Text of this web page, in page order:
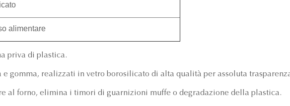
alimentare
priva di plastica.
gomma, realizzati in vetro borosilicato di alta qualità per assoluta
al forno, elimina i timori di guarnizioni muffe o degradazione della plastica.